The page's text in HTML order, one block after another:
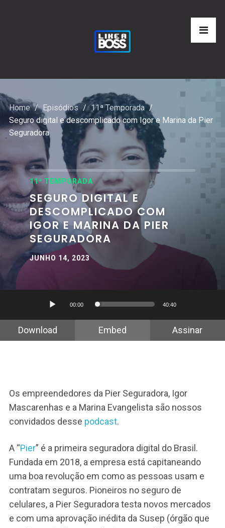
Home Episódios
11ª Temporada
Seguro digital e descomplicado com Igor e Marina da Pier
Seguradora
11ª TEMPORADA
SEGURO DIGITAL E
DESCOMPLICADO COM
IGOR E MARINA DA PIER
SEGURADORA
JUNHO 14, 2023
Tocador
áudio
00:00 40:40
Download Embed Assinar
Os empreendedores da Pier Seguradora, Igor
Mascarenhas e a Marina Evangelista são nossos
convidados desse podcast.
A “Pier” é a primeira seguradora digital do Brasil.
Fundada em 2018, a empresa está capitaneando
uma boa revolução em como as pessoas usam e
contratam seguros. Pioneiros no seguro de
celulares, a Pier Seguradora testa novos mercados
e com uma aprovação inédita da Susep (órgão que